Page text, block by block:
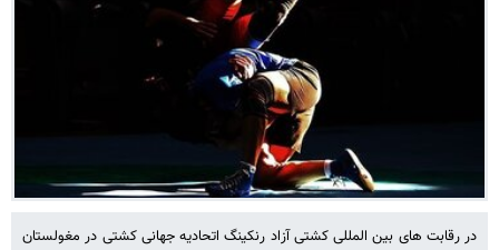
در رقابت های بین المللی کشتی آزاد رنکینگ اتحادیه جهانی کشتی در مغولستان